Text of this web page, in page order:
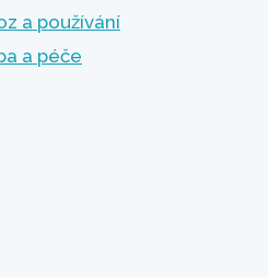
a používání
a péče